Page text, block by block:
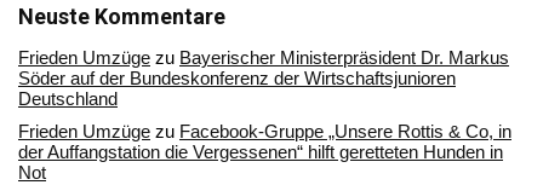
Archiv
Neuste Kommentare
Frieden Umzüge zu Bayerischer Ministerpräsident Dr. Markus
Söder auf der Bundeskonferenz der Wirtschaftsjunioren
Deutschland
Frieden Umzüge zu Facebook-Gruppe „Unsere Rottis & Co, in
der Auffangstation die Vergessenen“ hilft geretteten Hunden in
Not